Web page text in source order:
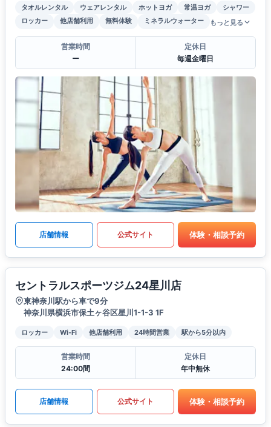
タオルレンタル ウェアレンタル ホットヨガ 常温ヨガ
シャワー
ロッカー
他店舗利用 無料体験 ミネラルウォーター もっと見る
営業時間
ー
定休日
毎週金曜日
店舗情報 公式サイト 体験・相談予約
セントラルスポーツジム24星川店
東神奈川駅から車で9分
神奈川県横浜市保土ヶ谷区星川1-1-3 1F
ロッカー Wi-Fi 他店舗利用 24時間営業 駅から5分以内
営業時間
24:00間
定休日
年中無休
店舗情報 公式サイト 体験・相談予約